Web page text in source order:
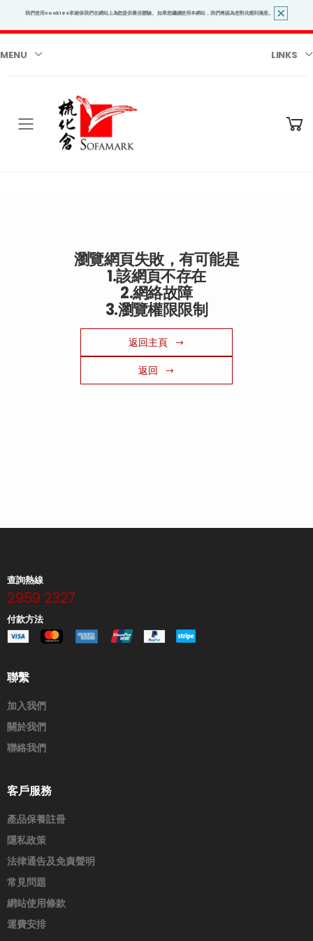
我們使用cookies來確保我們在網站上為您提供最佳體驗。 如果您繼續使用本網站，我們將認為您對此感到滿意。
MENU LINKS
Toggle mobile menu
瀏覽網頁失敗，有可能是
1.該網頁不存在
2.網絡故障
3.瀏覽權限限制
返回主頁
返回
查詢熱線
2959 2327
付款方法
聯繫
加入我們
關於我們
聯絡我們
客戶服務
產品保養註冊
隱私政策
法律通告及免責聲明
常見問題
網站使用條款
運費安排